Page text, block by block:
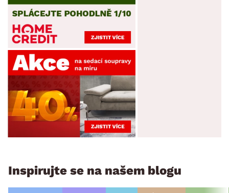
Inspirujte se na našem blogu